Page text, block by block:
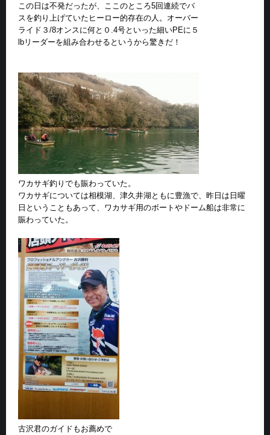
この日は不発だったが、ここのところ5回連続でバ
スを釣り上げていたヒーロー的存在の人。オーバー
ライド３/8オンスに何と０.4号といった細いPEに５
lbリーダーを組み合わせるというから驚きだ！
ワカサギ釣りでも賑わっていた。
ワカサギについては相模湖、津久井湖ともに豊漁で、昨日は日曜
日ということもあって、ワカサギ用のボートやドーム船は非常に
賑わっていた。
古沢君のガイドもお薦めで